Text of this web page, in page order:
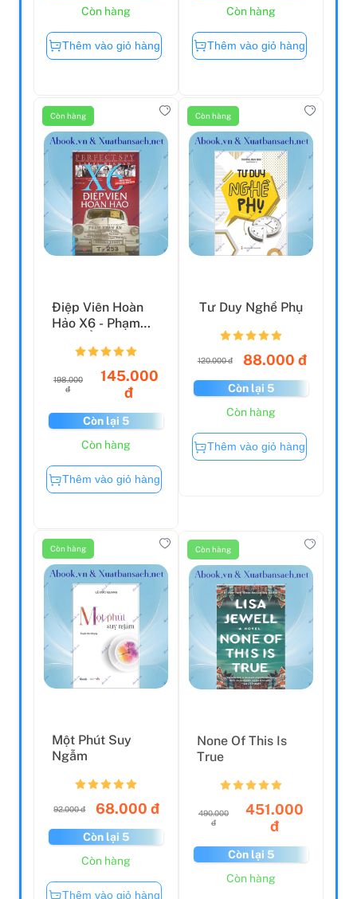
Còn hàng
Thêm vào giỏ hàng
Còn hàng
Thêm vào giỏ hàng
Còn hàng
Điệp Viên Hoàn
Hảo X6 - Phạm
Cứng (T...
198.000
đ
145.000
đ
Còn lại 5
Còn hàng
Thêm vào giỏ hàng
Còn hàng
Tư Duy Nghề Phụ
120.000 đ 88.000 đ
Còn lại 5
Còn hàng
Thêm vào giỏ hàng
Còn hàng
Một Phút Suy
Ngẫm
92.000 đ 68.000 đ
Còn lại 5
Còn hàng
Thêm vào giỏ hàng
Còn hàng
None Of This Is
True
490.000
đ
451.000
đ
Còn lại 5
Còn hàng